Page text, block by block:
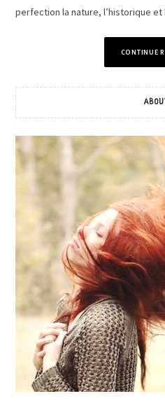
perfection la nature, l’historique
CONTINUE